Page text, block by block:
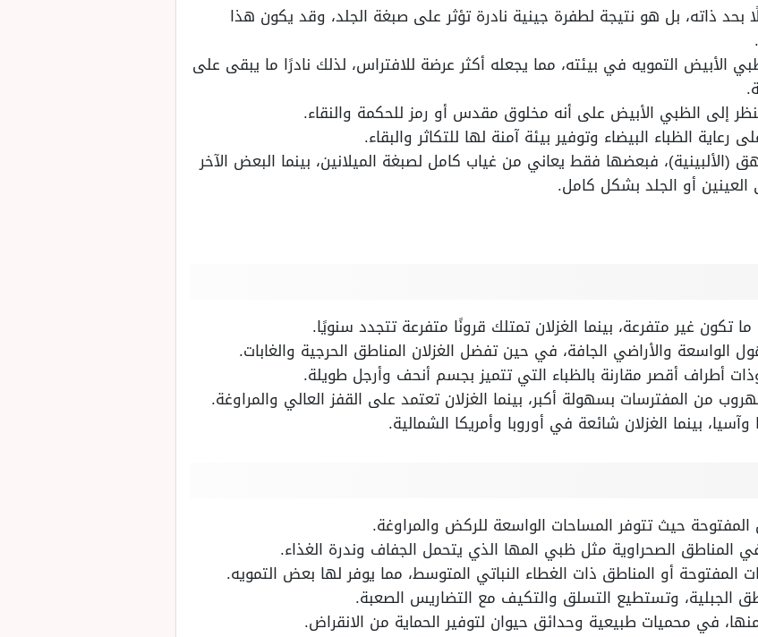
بحد ذاته، بل هو نتيجة لطفرة جينية نادرة تؤثر على صبغة الجلد، وقد يكون هذا
الأبيض التمويه في بيئته، مما يجعله أكثر عرضة للافتراس، لذلك نادرًا ما يبقى على
إلى الظبي الأبيض على أنه مخلوق مقدس أو رمز للحكمة والنقاء.
الظباء البيضاء وتوفير بيئة آمنة لها للتكاثر والبقاء.
(الألبينية)، فبعضها فقط يعاني من غياب كامل لصبغة الميلانين، بينما البعض الآخر
العينين أو الجلد بشكل كامل.
تكون غير متفرعة، بينما الغزلان تمتلك قرونًا متفرعة تتجدد سنويًا.
والأراضي الجافة، في حين تفضل الغزلان المناطق الحرجية والغابات.
أطراف أقصر مقارنة بالظباء التي تتميز بجسم أنحف وأرجل طويلة.
من المفترسات بسهولة أكبر، بينما الغزلان تعتمد على القفز العالي والمراوغة.
بينما الغزلان شائعة في أوروبا وأمريكا الشمالية.
حيث تتوفر المساحات الواسعة للركض والمراوغة.
المناطق الصحراوية مثل ظبي المها الذي يتحمل الجفاف وندرة الغذاء.
المفتوحة أو المناطق ذات الغطاء النباتي المتوسط، مما يوفر لها بعض التمويه.
الجبلية، وتستطيع التسلق والتكيف مع التضاريس الصعبة.
في محميات طبيعية وحدائق حيوان لتوفير الحماية من الانقراض.